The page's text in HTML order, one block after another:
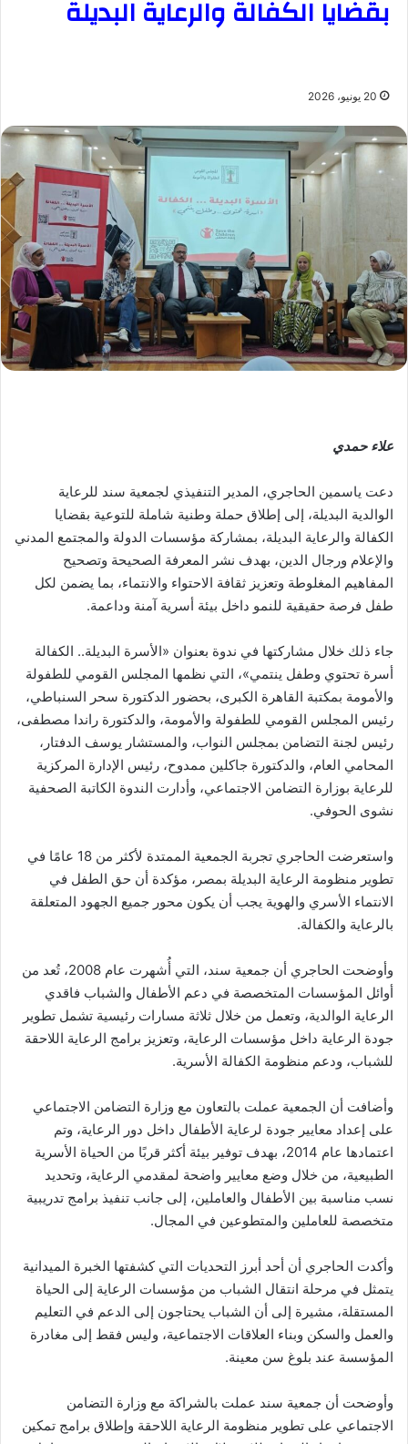
بقضايا الكفالة والرعاية البديلة
20 يونيو، 2026
علاء حمدي
دعت ياسمين الحاجري، المدير التنفيذي لجمعية سند للرعاية
الوالدية البديلة، إلى إطلاق حملة وطنية شاملة للتوعية بقضايا
الكفالة والرعاية البديلة، بمشاركة مؤسسات الدولة والمجتمع المدني
والإعلام ورجال الدين، بهدف نشر المعرفة الصحيحة وتصحيح
المفاهيم المغلوطة وتعزيز ثقافة الاحتواء والانتماء، بما يضمن لكل
طفل فرصة حقيقية للنمو داخل بيئة أسرية آمنة وداعمة.
جاء ذلك خلال مشاركتها في ندوة بعنوان «الأسرة البديلة.. الكفالة
أسرة تحتوي وطفل ينتمي»، التي نظمها المجلس القومي للطفولة
والأمومة بمكتبة القاهرة الكبرى، بحضور الدكتورة سحر السنباطي،
رئيس المجلس القومي للطفولة والأمومة، والدكتورة راندا مصطفى،
رئيس لجنة التضامن بمجلس النواب، والمستشار يوسف الدفتار،
المحامي العام، والدكتورة جاكلين ممدوح، رئيس الإدارة المركزية
للرعاية بوزارة التضامن الاجتماعي، وأدارت الندوة الكاتبة الصحفية
نشوى الحوفي.
واستعرضت الحاجري تجربة الجمعية الممتدة لأكثر من 18 عامًا في
تطوير منظومة الرعاية البديلة بمصر، مؤكدة أن حق الطفل في
الانتماء الأسري والهوية يجب أن يكون محور جميع الجهود المتعلقة
بالرعاية والكفالة.
وأوضحت الحاجري أن جمعية سند، التي أُشهرت عام 2008، تُعد من
أوائل المؤسسات المتخصصة في دعم الأطفال والشباب فاقدي
الرعاية الوالدية، وتعمل من خلال ثلاثة مسارات رئيسية تشمل تطوير
جودة الرعاية داخل مؤسسات الرعاية، وتعزيز برامج الرعاية اللاحقة
للشباب، ودعم منظومة الكفالة الأسرية.
وأضافت أن الجمعية عملت بالتعاون مع وزارة التضامن الاجتماعي
على إعداد معايير جودة لرعاية الأطفال داخل دور الرعاية، وتم
اعتمادها عام 2014، بهدف توفير بيئة أكثر قربًا من الحياة الأسرية
الطبيعية، من خلال وضع معايير واضحة لمقدمي الرعاية، وتحديد
نسب مناسبة بين الأطفال والعاملين، إلى جانب تنفيذ برامج تدريبية
متخصصة للعاملين والمتطوعين في المجال.
وأكدت الحاجري أن أحد أبرز التحديات التي كشفتها الخبرة الميدانية
يتمثل في مرحلة انتقال الشباب من مؤسسات الرعاية إلى الحياة
المستقلة، مشيرة إلى أن الشباب يحتاجون إلى الدعم في التعليم
والعمل والسكن وبناء العلاقات الاجتماعية، وليس فقط إلى مغادرة
المؤسسة عند بلوغ سن معينة.
وأوضحت أن جمعية سند عملت بالشراكة مع وزارة التضامن
الاجتماعي على تطوير منظومة الرعاية اللاحقة وإطلاق برامج تمكين